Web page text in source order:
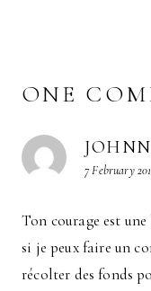
ONE
7 February
Ton courage est
si je peux faire un
récolter des fonds